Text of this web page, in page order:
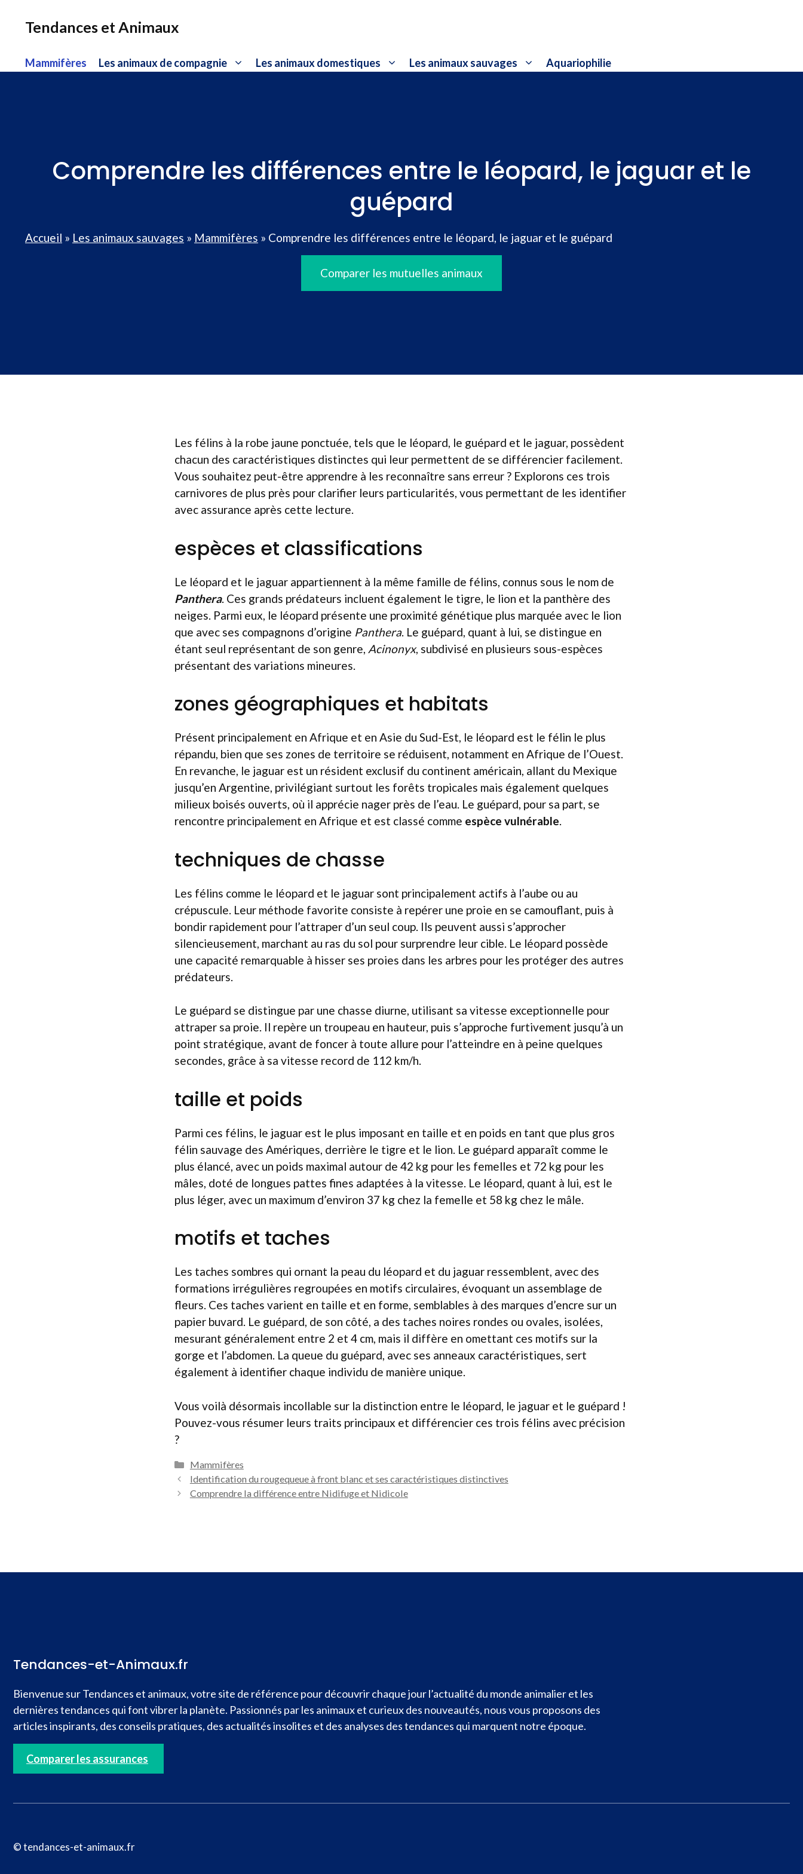
Tendances et Animaux
Mammifères Les animaux de compagnie Les animaux domestiques Les animaux sauvages Aquariophilie
Comprendre les différences entre le léopard, le jaguar et le
guépard
Accueil » Les animaux sauvages » Mammifères » Comprendre les différences entre le léopard, le jaguar et le guépard
Comparer les mutuelles animaux
Les félins à la robe jaune ponctuée, tels que le léopard, le guépard et le jaguar, possèdent
chacun des caractéristiques distinctes qui leur permettent de se différencier facilement.
Vous souhaitez peut-être apprendre à les reconnaître sans erreur ? Explorons ces trois
carnivores de plus près pour clarifier leurs particularités, vous permettant de les identifier
avec assurance après cette lecture.
espèces et classifications
Le léopard et le jaguar appartiennent à la même famille de félins, connus sous le nom de
Panthera. Ces grands prédateurs incluent également le tigre, le lion et la panthère des
neiges. Parmi eux, le léopard présente une proximité génétique plus marquée avec le lion
que avec ses compagnons d’origine Panthera. Le guépard, quant à lui, se distingue en
étant seul représentant de son genre, Acinonyx, subdivisé en plusieurs sous-espèces
présentant des variations mineures.
zones géographiques et habitats
Présent principalement en Afrique et en Asie du Sud-Est, le léopard est le félin le plus
répandu, bien que ses zones de territoire se réduisent, notamment en Afrique de l’Ouest.
En revanche, le jaguar est un résident exclusif du continent américain, allant du Mexique
jusqu’en Argentine, privilégiant surtout les forêts tropicales mais également quelques
milieux boisés ouverts, où il apprécie nager près de l’eau. Le guépard, pour sa part, se
rencontre principalement en Afrique et est classé comme espèce vulnérable.
techniques de chasse
Les félins comme le léopard et le jaguar sont principalement actifs à l’aube ou au
crépuscule. Leur méthode favorite consiste à repérer une proie en se camouflant, puis à
bondir rapidement pour l’attraper d’un seul coup. Ils peuvent aussi s’approcher
silencieusement, marchant au ras du sol pour surprendre leur cible. Le léopard possède
une capacité remarquable à hisser ses proies dans les arbres pour les protéger des autres
prédateurs.
Le guépard se distingue par une chasse diurne, utilisant sa vitesse exceptionnelle pour
attraper sa proie. Il repère un troupeau en hauteur, puis s’approche furtivement jusqu’à un
point stratégique, avant de foncer à toute allure pour l’atteindre en à peine quelques
secondes, grâce à sa vitesse record de 112 km/h.
taille et poids
Parmi ces félins, le jaguar est le plus imposant en taille et en poids en tant que plus gros
félin sauvage des Amériques, derrière le tigre et le lion. Le guépard apparaît comme le
plus élancé, avec un poids maximal autour de 42 kg pour les femelles et 72 kg pour les
mâles, doté de longues pattes fines adaptées à la vitesse. Le léopard, quant à lui, est le
plus léger, avec un maximum d’environ 37 kg chez la femelle et 58 kg chez le mâle.
motifs et taches
Les taches sombres qui ornant la peau du léopard et du jaguar ressemblent, avec des
formations irrégulières regroupées en motifs circulaires, évoquant un assemblage de
fleurs. Ces taches varient en taille et en forme, semblables à des marques d’encre sur un
papier buvard. Le guépard, de son côté, a des taches noires rondes ou ovales, isolées,
mesurant généralement entre 2 et 4 cm, mais il diffère en omettant ces motifs sur la
gorge et l’abdomen. La queue du guépard, avec ses anneaux caractéristiques, sert
également à identifier chaque individu de manière unique.
Vous voilà désormais incollable sur la distinction entre le léopard, le jaguar et le guépard !
Pouvez-vous résumer leurs traits principaux et différencier ces trois félins avec précision
?
Catégories
Mammifères
Identification du rougequeue à front blanc et ses caractéristiques distinctives
Comprendre la différence entre Nidifuge et Nidicole
Tendances-et-Animaux.fr
Bienvenue sur Tendances et animaux, votre site de référence pour découvrir chaque jour l’actualité du monde animalier et les
dernières tendances qui font vibrer la planète. Passionnés par les animaux et curieux des nouveautés, nous vous proposons des
articles inspirants, des conseils pratiques, des actualités insolites et des analyses des tendances qui marquent notre époque.
Comparer les assurances
© tendances-et-animaux.fr